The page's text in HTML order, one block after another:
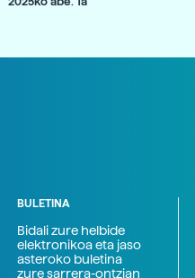
BULETINA
Bidali zure helbide
elektronikoa eta jaso
asteroko buletina
zure sarrera-ontzian